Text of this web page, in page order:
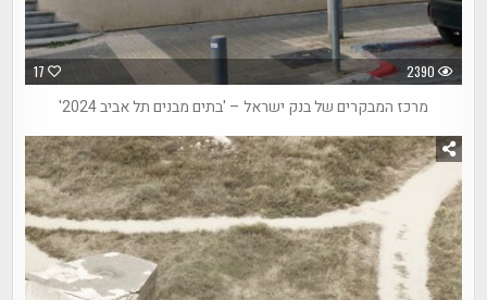
17 2390
מרכז המבקרים של בנק ישראל – 'בתים מבנים תל אביב 2024'